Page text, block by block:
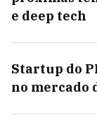
e deep tech
Startup do
no mercado